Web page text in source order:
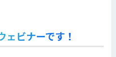
ェビナーです！